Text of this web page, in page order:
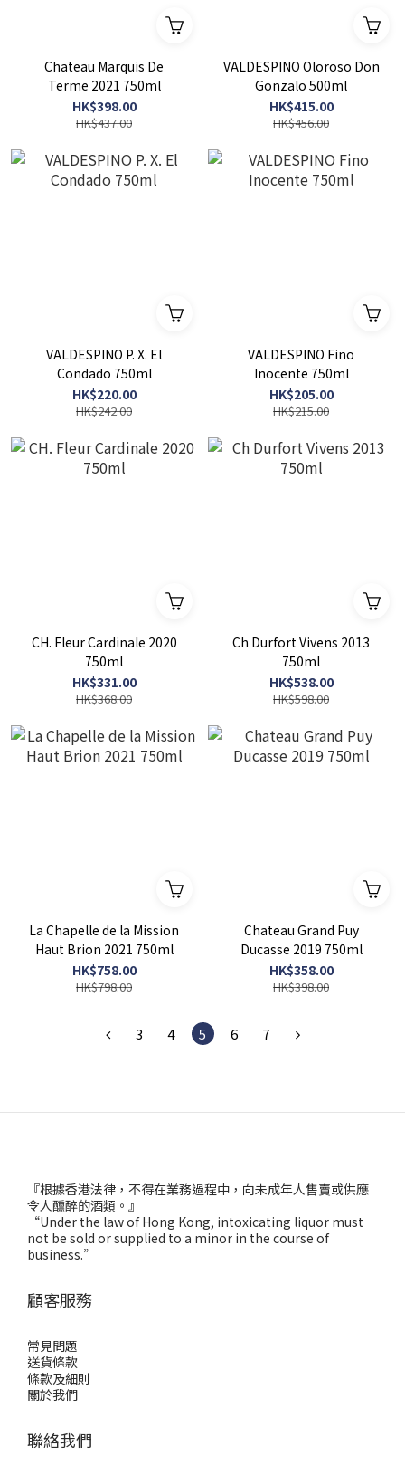
Chateau Marquis De
Terme 2021 750ml
HK$398.00
HK$437.00
VALDESPINO Oloroso Don
Gonzalo 500ml
HK$415.00
HK$456.00
VALDESPINO P. X. El
Condado 750ml
HK$220.00
HK$242.00
VALDESPINO Fino
Inocente 750ml
HK$205.00
HK$215.00
CH. Fleur Cardinale 2020
750ml
HK$331.00
HK$368.00
Ch Durfort Vivens 2013
750ml
HK$538.00
HK$598.00
La Chapelle de la Mission
Haut Brion 2021 750ml
HK$758.00
HK$798.00
Chateau Grand Puy
Ducasse 2019 750ml
HK$358.00
HK$398.00
3 4 5 6 7
『根據香港法律，不得在業務過程中，向未成年人售賣或供應
令人醺醉的酒類。』
“Under the law of Hong Kong, intoxicating liquor must
not be sold or supplied to a minor in the course of
business.”
顧客服務
常見問題
送貨條款
條款及細則
關於我們
聯絡我們